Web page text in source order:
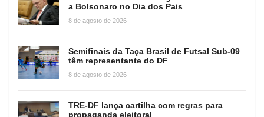
a Bolsonaro no Dia dos Pais
8 de agosto de 2026
Semifinais da Taça Brasil de Futsal Sub-09
têm representante do DF
8 de agosto de 2026
TRE-DF lança cartilha com regras para
propaganda eleitoral